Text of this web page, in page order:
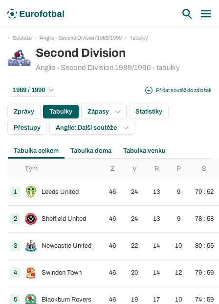
Soutěže Anglie - Second Division 1989/1990 Tabulky
Second Division
Anglie - Second Division 1989/1990 - tabulky
Přidat soutěž do záložek
1989 / 1990
Zprávy Tabulky Zápasy Statistiky
Přestupy Anglie: Další soutěže
Tabulka celkem Tabulka doma Tabulka venku
Tým Z V R P S
1 Leeds United 46 24 13 9 79 : 52
2 Sheffield United 46 24 13 9 78 : 58
3 Newcastle United 46 22 14 10 80 : 55
4 Swindon Town 46 20 14 12 79 : 59
5 Blackburn Rovers 46 19 17 10 74 : 59